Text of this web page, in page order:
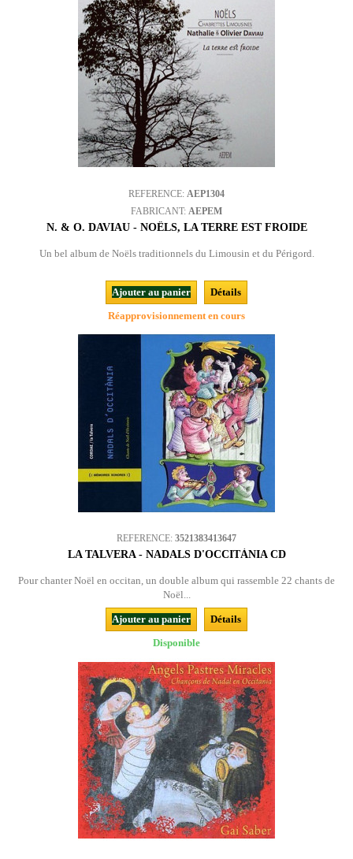
REFERENCE: AEP1304
FABRICANT: AEPEM
N. & O. DAVIAU - NOËLS, LA TERRE EST FROIDE
Un bel album de Noëls traditionnels du Limousin et du Périgord.
Ajouter au panier
Détails
Réapprovisionnement en cours
REFERENCE: 3521383413647
LA TALVERA - NADALS D'OCCITÀNIA CD
Pour chanter Noël en occitan, un double album qui rassemble 22 chants de
Noël...
Ajouter au panier
Détails
Disponible